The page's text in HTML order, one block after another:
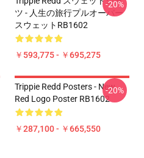
ツ - 人生の旅行プルオーバー
スウェットRB1602
￥593,775 - ￥695,275
-20%
Trippie Redd Posters - New
Red Logo Poster RB1602
￥287,100 - ￥665,550
-20%